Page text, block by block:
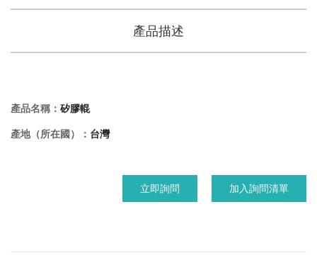
產品描述
產品名稱： 矽膠輥
產地（所在國）： 台灣
立即詢問 加入詢問清單